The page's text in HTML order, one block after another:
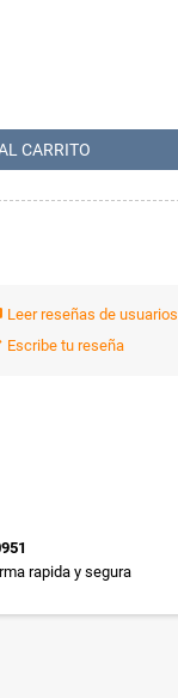
CARRITO
Leer reseñas de usuarios
Escribe tu reseña
rapida y segura